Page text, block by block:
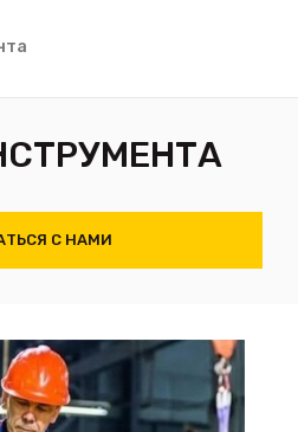
С НАМИ